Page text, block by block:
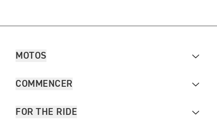
MOTOS
COMMENCER
FOR THE RIDE